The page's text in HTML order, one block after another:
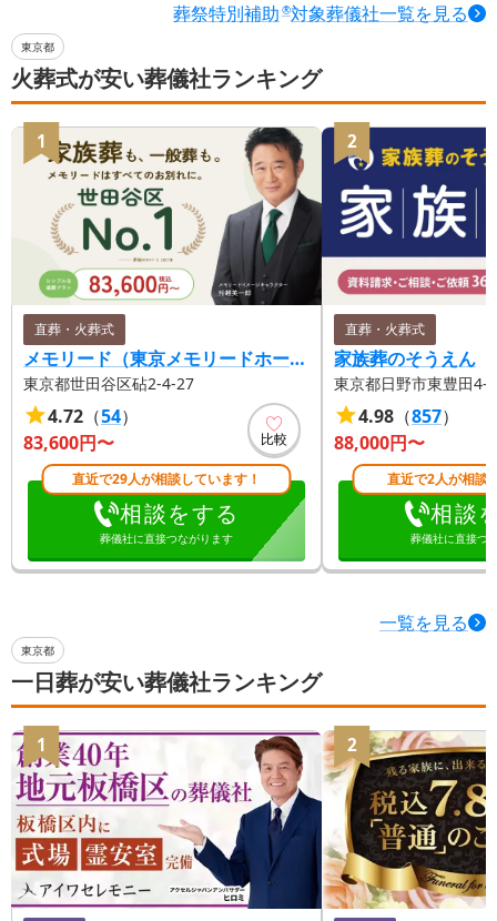
葬祭特別補助 ®対象葬儀社一覧を見る
東京都
火葬式が安い葬儀社ランキング
1
直葬・火葬式
メモリード（東京メモリードホール）
東京都世田谷区砧2-4-27
4.72 （54）
83,600円〜 比較
直近で29人が相談しています！
相談をする
葬儀社に直接つながります
2
直葬・火葬式
家族葬のそうえん
東京都日野市東豊田4-
4.98 （857）
88,000円〜
直近で2人が相談
相談
葬儀社に直接つ
一覧を見る
東京都
一日葬が安い葬儀社ランキング
1 2